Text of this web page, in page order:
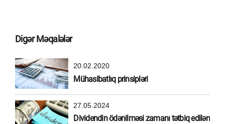
Digər Məqalələr
20.02.2020
Mühasibatlıq prinsipləri
27.05.2024
Dividendin ödənilməsi zamanı tətbiq edilən